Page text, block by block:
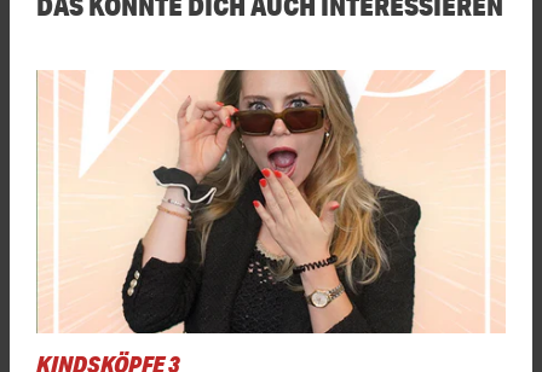
KINDSKÖPFE 3